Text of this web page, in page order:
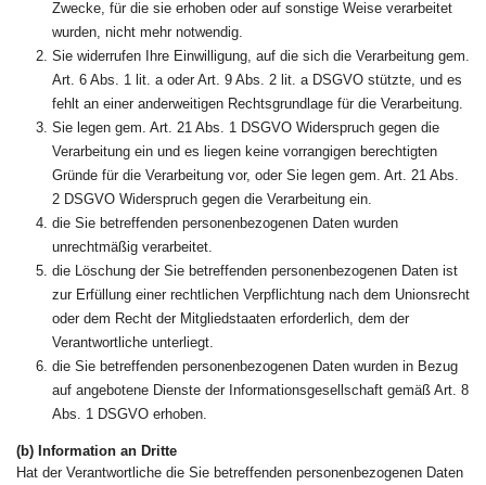
Zwecke, für die sie erhoben oder auf sonstige Weise verarbeitet
wurden, nicht mehr notwendig.
Sie widerrufen Ihre Einwilligung, auf die sich die Verarbeitung gem.
Art. 6 Abs. 1 lit. a oder Art. 9 Abs. 2 lit. a DSGVO stützte, und es
fehlt an einer anderweitigen Rechtsgrundlage für die Verarbeitung.
Sie legen gem. Art. 21 Abs. 1 DSGVO Widerspruch gegen die
Verarbeitung ein und es liegen keine vorrangigen berechtigten
Gründe für die Verarbeitung vor, oder Sie legen gem. Art. 21 Abs.
2 DSGVO Widerspruch gegen die Verarbeitung ein.
die Sie betreffenden personenbezogenen Daten wurden
unrechtmäßig verarbeitet.
die Löschung der Sie betreffenden personenbezogenen Daten ist
zur Erfüllung einer rechtlichen Verpflichtung nach dem Unionsrecht
oder dem Recht der Mitgliedstaaten erforderlich, dem der
Verantwortliche unterliegt.
die Sie betreffenden personenbezogenen Daten wurden in Bezug
auf angebotene Dienste der Informationsgesellschaft gemäß Art. 8
Abs. 1 DSGVO erhoben.
(b) Information an Dritte
Hat der Verantwortliche die Sie betreffenden personenbezogenen Daten